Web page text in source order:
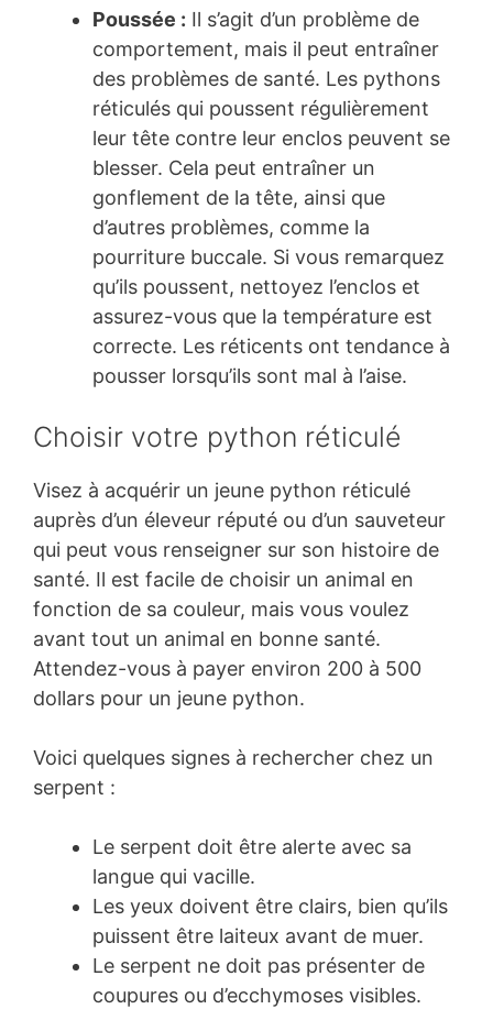
Poussée : Il s’agit d’un problème de
comportement, mais il peut entraîner
des problèmes de santé. Les pythons
réticulés qui poussent régulièrement
leur tête contre leur enclos peuvent se
blesser. Cela peut entraîner un
gonflement de la tête, ainsi que
d’autres problèmes, comme la
pourriture buccale. Si vous remarquez
qu’ils poussent, nettoyez l’enclos et
assurez-vous que la température est
correcte. Les réticents ont tendance à
pousser lorsqu’ils sont mal à l’aise.
Choisir votre python réticulé
Visez à acquérir un jeune python réticulé
auprès d’un éleveur réputé ou d’un sauveteur
qui peut vous renseigner sur son histoire de
santé. Il est facile de choisir un animal en
fonction de sa couleur, mais vous voulez
avant tout un animal en bonne santé.
Attendez-vous à payer environ 200 à 500
dollars pour un jeune python.
Voici quelques signes à rechercher chez un
serpent :
Le serpent doit être alerte avec sa
langue qui vacille.
Les yeux doivent être clairs, bien qu’ils
puissent être laiteux avant de muer.
Le serpent ne doit pas présenter de
coupures ou d’ecchymoses visibles.